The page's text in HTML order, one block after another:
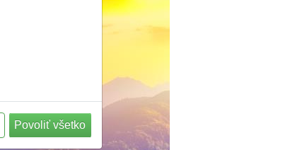
Povoliť všetko